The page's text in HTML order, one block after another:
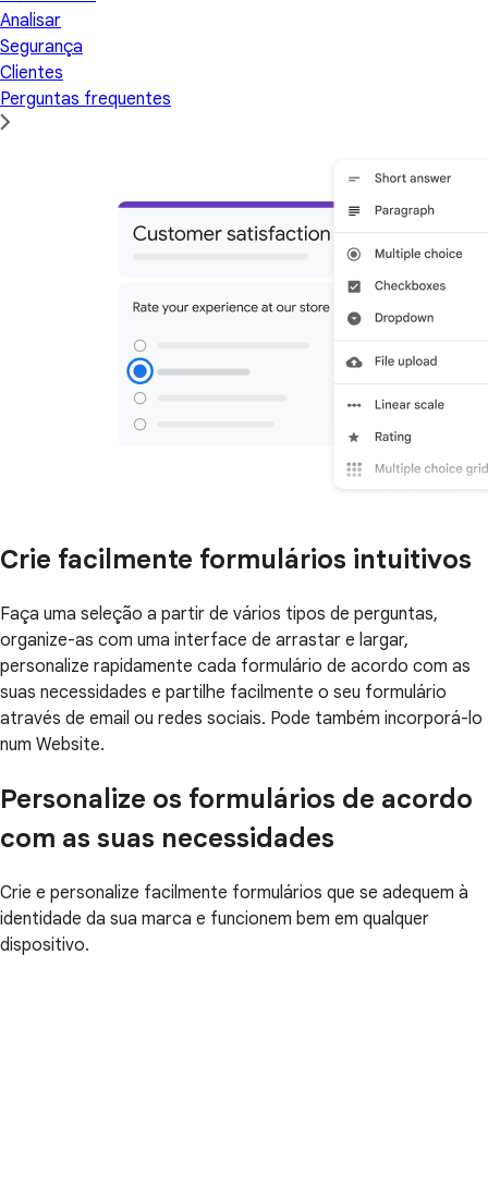
Analisar
Segurança
Clientes
Perguntas frequentes
Crie facilmente formulários intuitivos
Faça uma seleção a partir de vários tipos de perguntas,
organize-as com uma interface de arrastar e largar,
personalize rapidamente cada formulário de acordo com as
suas necessidades e partilhe facilmente o seu formulário
através de email ou redes sociais. Pode também incorporá-lo
num Website.
Personalize os formulários de acordo
com as suas necessidades
Crie e personalize facilmente formulários que se adequem à
identidade da sua marca e funcionem bem em qualquer
dispositivo.